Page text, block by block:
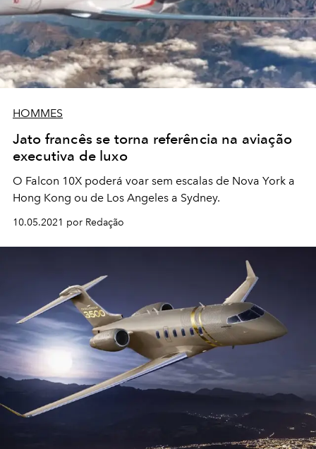
HOMMES
Jato francês se torna referência na aviação
executiva de luxo
O Falcon 10X poderá voar sem escalas de Nova York a
Hong Kong ou de Los Angeles a Sydney.
10.05.2021 por Redação